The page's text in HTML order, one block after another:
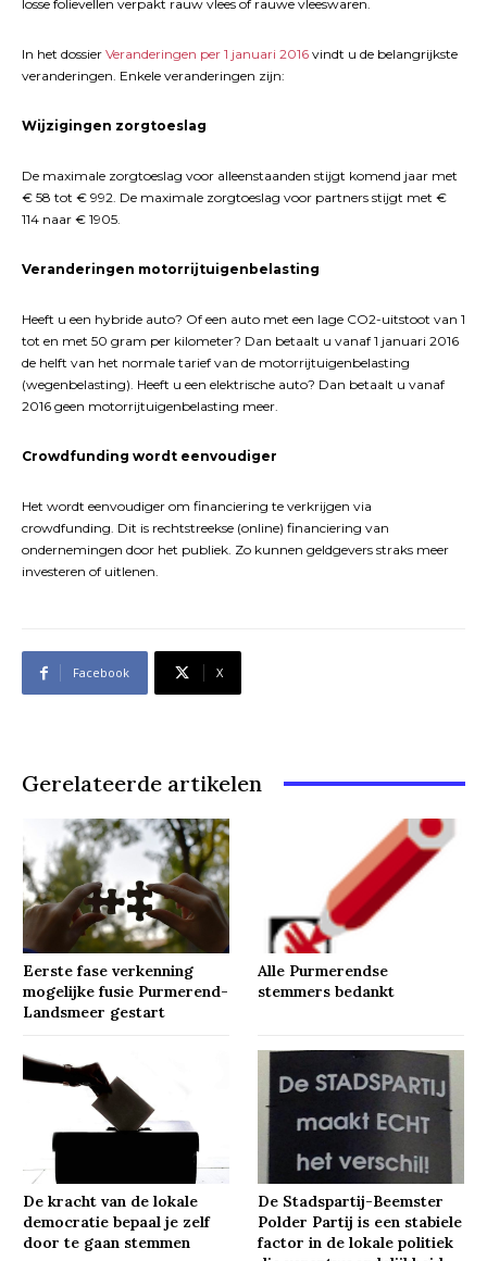
losse folievellen verpakt rauw vlees of rauwe vleeswaren.
In het dossier Veranderingen per 1 januari 2016 vindt u de belangrijkste
veranderingen. Enkele veranderingen zijn:
Wijzigingen zorgtoeslag
De maximale zorgtoeslag voor alleenstaanden stijgt komend jaar met
€ 58 tot € 992. De maximale zorgtoeslag voor partners stijgt met €
114 naar € 1905.
Veranderingen motorrijtuigenbelasting
Heeft u een hybride auto? Of een auto met een lage CO2-uitstoot van 1
tot en met 50 gram per kilometer? Dan betaalt u vanaf 1 januari 2016
de helft van het normale tarief van de motorrijtuigenbelasting
(wegenbelasting). Heeft u een elektrische auto? Dan betaalt u vanaf
2016 geen motorrijtuigenbelasting meer.
Crowdfunding wordt eenvoudiger
Het wordt eenvoudiger om financiering te verkrijgen via
crowdfunding. Dit is rechtstreekse (online) financiering van
ondernemingen door het publiek. Zo kunnen geldgevers straks meer
investeren of uitlenen.
Facebook X
Gerelateerde artikelen
Eerste fase verkenning
mogelijke fusie Purmerend-
Landsmeer gestart
Alle Purmerendse
stemmers bedankt
De kracht van de lokale
democratie bepaal je zelf
door te gaan stemmen
De Stadspartij-Beemster
Polder Partij is een stabiele
factor in de lokale politiek